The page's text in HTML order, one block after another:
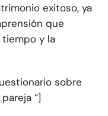
exitoso, ya
que
y la
sobre
“]